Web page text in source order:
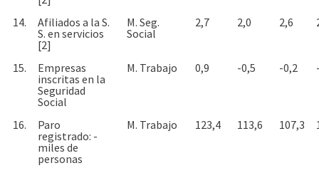
14.
Afiliados a la S.
S. en servicios
[2]
M. Seg.
Social
2,7 2,0 2,6
15.
Empresas
inscritas en la
Seguridad
Social
M. Trabajo 0,9 -0,5 -0,2
16.
Paro
registrado: -
miles de
personas
M. Trabajo 123,4 113,6 107,3